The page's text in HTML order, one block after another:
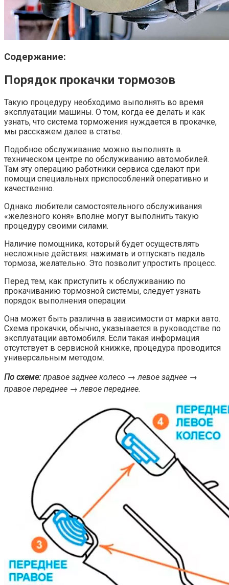
Содержание:
Порядок прокачки тормозов
Такую процедуру необходимо выполнять во время
эксплуатации машины. О том, когда её делать и как
узнать, что система торможения нуждается в прокачке,
мы расскажем далее в статье.
Подобное обслуживание можно выполнять в
техническом центре по обслуживанию автомобилей.
Там эту операцию работники сервиса сделают при
помощи специальных приспособлений оперативно и
качественно.
Однако любители самостоятельного обслуживания
«железного коня» вполне могут выполнить такую
процедуру своими силами.
Наличие помощника, который будет осуществлять
несложные действия: нажимать и отпускать педаль
тормоза, желательно. Это позволит упростить процесс.
Перед тем, как приступить к обслуживанию по
прокачиванию тормозной системы, следует узнать
порядок выполнения операции.
Она может быть различна в зависимости от марки авто.
Схема прокачки, обычно, указывается в руководстве по
эксплуатации автомобиля. Если такая информация
отсутствует в сервисной книжке, процедура проводится
универсальным методом.
По схеме: правое заднее колесо → левое заднее →
правое переднее → левое переднее.